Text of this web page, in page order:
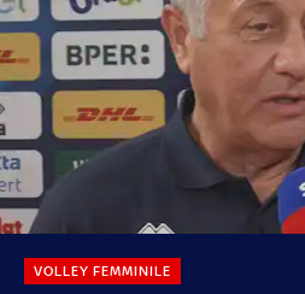
VOLLEY FEMMINILE